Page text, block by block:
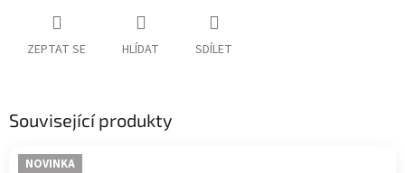
ZEPTAT SE HLÍDAT SDÍLET
Související produkty
NOVINKA